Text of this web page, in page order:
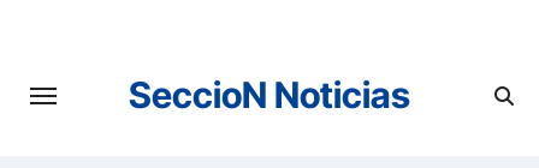
contenido
SeccioN Noticias